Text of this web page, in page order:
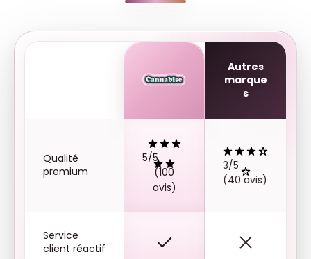
Autres
marque
s
Qualité
premium
5/5
(100
avis)
3/5
(40 avis)
Service
client réactif